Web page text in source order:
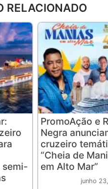
RELACIONADO
semi-
PromoAção e
Negra
cruzeiro
“Cheia de
em Alto Mar”
junho